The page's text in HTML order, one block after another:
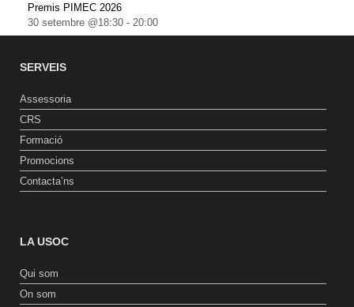
Premis PIMEC 2026
30 setembre @18:30 - 20:00
SERVEIS
Assessoria
CRS
Formació
Promocions
Contacta’ns
LA USOC
Qui som
On som